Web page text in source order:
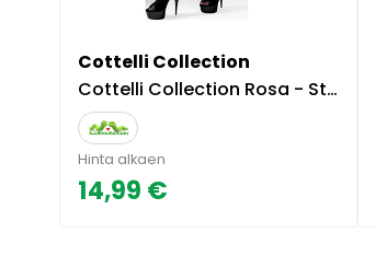
Cottelli Collection
Cottelli Collection Rosa - Stay Up -sukat
Hinta alkaen
14,99 €